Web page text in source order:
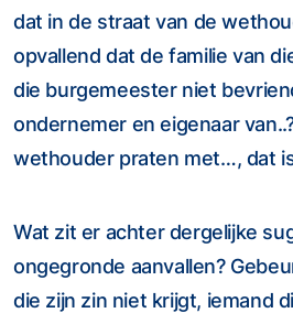
dat in de straat van de
opvallend dat de familie van
die burgemeester niet
ondernemer en eigenaar
wethouder praten met…, dat
Wat zit er achter dergelijke
ongegronde aanvallen?
die zijn zin niet krijgt, iemand